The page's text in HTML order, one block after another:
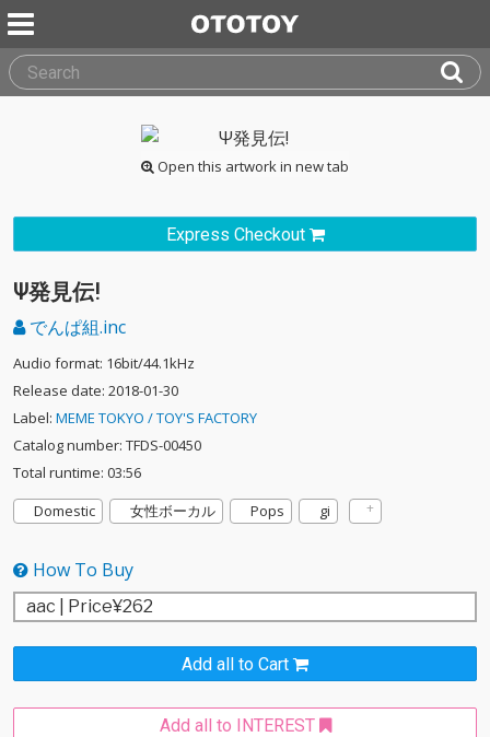
Open this artwork in new tab
Express Checkout
Ψ発見伝!
でんぱ組.inc
Audio format: 16bit/44.1kHz
Release date: 2018-01-30
Label: MEME TOKYO / TOY'S FACTORY
Catalog number: TFDS-00450
Total runtime: 03:56
Domestic
女性ボーカル Pops gi
How To Buy
Add all to Cart
Add all to INTEREST